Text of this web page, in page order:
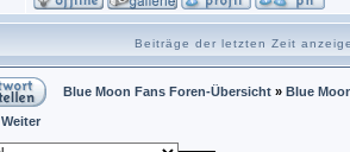
Beiträge der letzten Zeit
Blue Moon Fans Foren-Übersicht » Blue
Weiter